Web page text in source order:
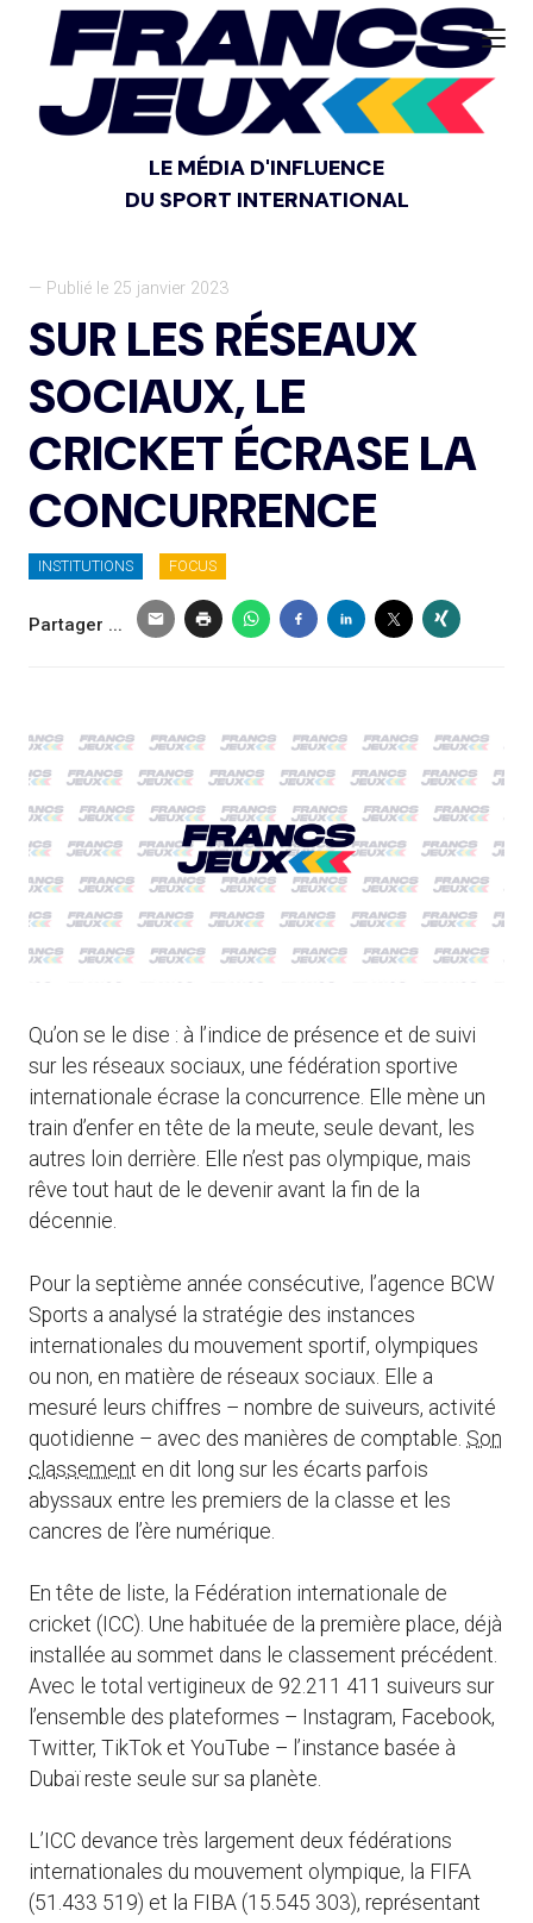
LE MÉDIA D'INFLUENCE
DU SPORT INTERNATIONAL
— Publié le 25 janvier 2023
SUR LES RÉSEAUX
SOCIAUX, LE
CRICKET ÉCRASE LA
CONCURRENCE
INSTITUTIONS FOCUS
Partager ...
Qu’on se le dise : à l’indice de présence et de suivi
sur les réseaux sociaux, une fédération sportive
internationale écrase la concurrence. Elle mène un
train d’enfer en tête de la meute, seule devant, les
autres loin derrière. Elle n’est pas olympique, mais
rêve tout haut de le devenir avant la fin de la
décennie.
Pour la septième année consécutive, l’agence BCW
Sports a analysé la stratégie des instances
internationales du mouvement sportif, olympiques
ou non, en matière de réseaux sociaux. Elle a
mesuré leurs chiffres – nombre de suiveurs, activité
quotidienne – avec des manières de comptable. Son
classement en dit long sur les écarts parfois
abyssaux entre les premiers de la classe et les
cancres de l’ère numérique.
En tête de liste, la Fédération internationale de
cricket (ICC). Une habituée de la première place, déjà
installée au sommet dans le classement précédent.
Avec le total vertigineux de 92.211 411 suiveurs sur
l’ensemble des plateformes – Instagram, Facebook,
Twitter, TikTok et YouTube – l’instance basée à
Dubaï reste seule sur sa planète.
L’ICC devance très largement deux fédérations
internationales du mouvement olympique, la FIFA
(51.433 519) et la FIBA (15.545 303), représentant